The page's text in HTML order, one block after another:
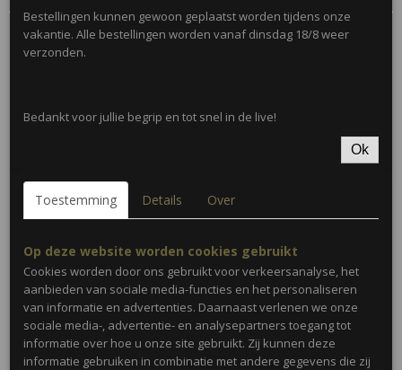
Bestellingen kunnen gewoon geplaatst worden tijdens onze
vakantie. Alle bestellingen worden vanaf dinsdag 18/8 weer
verzonden.
Bedankt voor jullie begrip en tot snel in de live!
Ok
Toestemming Details Over
Op deze website worden cookies gebruikt
Cookies worden door ons gebruikt voor verkeersanalyse, het
aanbieden van sociale media-functies en het personaliseren
van informatie en advertenties. Daarnaast verlenen we onze
sociale media-, advertentie- en analysepartners toegang tot
informatie over hoe u onze site gebruikt. Zij kunnen deze
informatie gebruiken in combinatie met andere gegevens die zij